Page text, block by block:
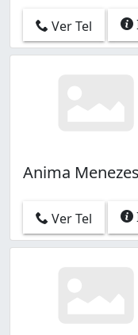
Ver Tel
Anima
Ver Tel